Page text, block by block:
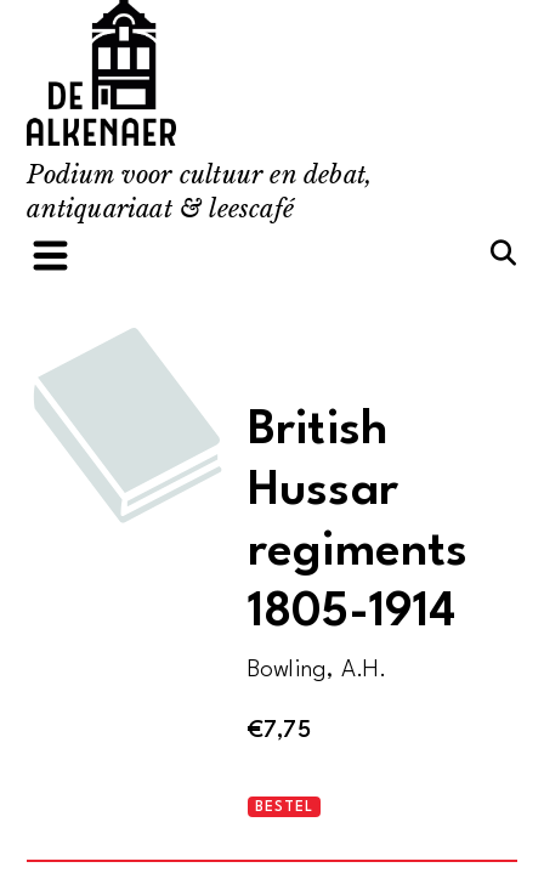
content
Podium voor cultuur en debat,
antiquariaat & leescafé
British
Hussar
regiments
1805-1914
Bowling, A.H.
€7,75
British
BESTEL